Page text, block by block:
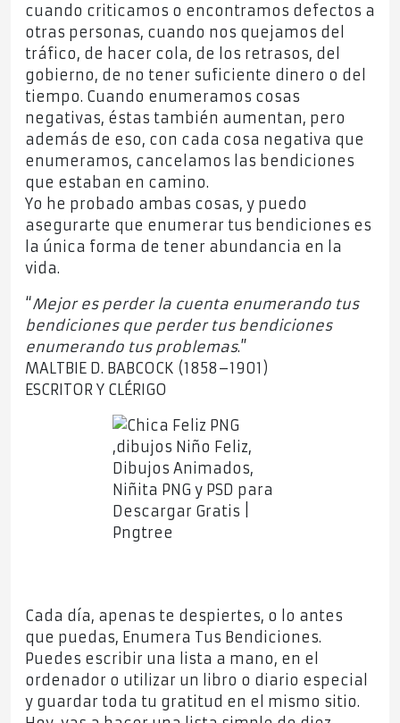
cuando criticamos o encontramos defectos a
otras personas, cuando nos quejamos del
tráfico, de hacer cola, de los retrasos, del
gobierno, de no tener suficiente dinero o del
tiempo. Cuando enumeramos cosas
negativas, éstas también aumentan, pero
además de eso, con cada cosa negativa que
enumeramos, cancelamos las bendiciones
que estaban en camino.
Yo he probado ambas cosas, y puedo
asegurarte que enumerar tus bendiciones es
la única forma de tener abundancia en la
vida.
“Mejor es perder la cuenta enumerando tus
bendiciones que perder tus bendiciones
enumerando tus problemas.”
MALTBIE D. BABCOCK (1858–1901)
ESCRITOR Y CLÉRIGO
Cada día, apenas te despiertes, o lo antes
que puedas, Enumera Tus Bendiciones.
Puedes escribir una lista a mano, en el
ordenador o utilizar un libro o diario especial
y guardar toda tu gratitud en el mismo sitio.